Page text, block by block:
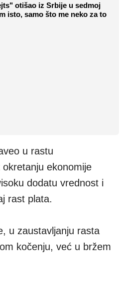
otišao iz Srbije u sedmoj
isto, samo što me neko za to
u rastu
ekonomije
dodatu vrednost i
rast plata.
u zaustavljanju rasta
kočenju, već u bržem